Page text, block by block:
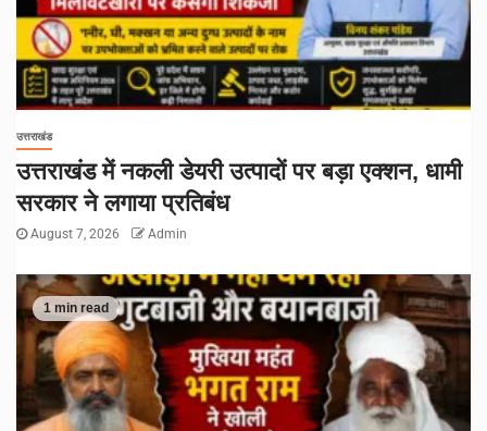
उत्तराखंड
उत्तराखंड में नकली डेयरी उत्पादों पर बड़ा एक्शन, धामी
सरकार ने लगाया प्रतिबंध
August 7, 2026 Admin
1 min read